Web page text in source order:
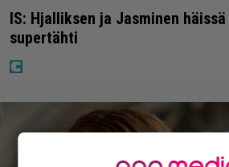
IS: Hjalliksen ja Jasminen
supertähti